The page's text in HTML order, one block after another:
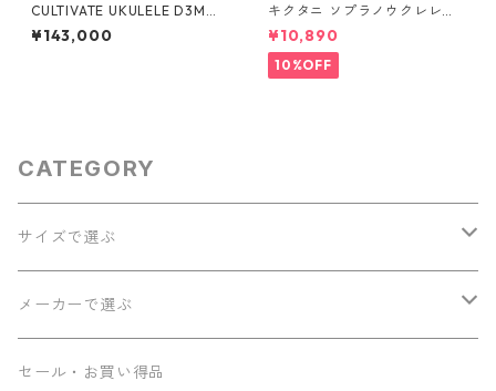
CULTIVATE UKULELE D3M
（フィジーマホガニー）ソプ
ラノウクレ #26067
¥143,000
キクタニ ソプラノウクレレ用
ハードケース UPC-10N
¥10,890
10%OFF
CATEGORY
サイズで選ぶ
ソプラノ
コンサート
メーカーで選ぶ
Seilen
セール・お買い得品